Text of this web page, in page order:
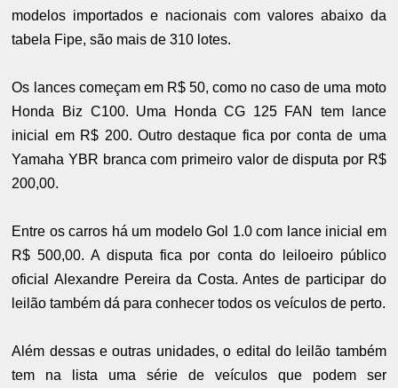
modelos importados e nacionais com valores abaixo da
tabela Fipe, são mais de 310 lotes.
Os lances começam em R$ 50, como no caso de uma moto
Honda Biz C100. Uma Honda CG 125 FAN tem lance
inicial em R$ 200. Outro destaque fica por conta de uma
Yamaha YBR branca com primeiro valor de disputa por R$
200,00.
Entre os carros há um modelo Gol 1.0 com lance inicial em
R$ 500,00. A disputa fica por conta do leiloeiro público
oficial Alexandre Pereira da Costa. Antes de participar do
leilão também dá para conhecer todos os veículos de perto.
Além dessas e outras unidades, o edital do leilão também
tem na lista uma série de veículos que podem ser